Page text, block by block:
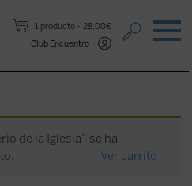
1 producto
28,00€
Club Encuentro
de la Iglesia” se ha
Ver carrito